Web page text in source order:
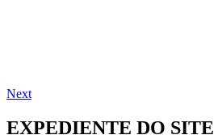
Next
EXPEDIENTE DO SITE